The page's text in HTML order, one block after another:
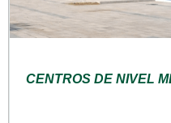
CENTROS DE NIVEL